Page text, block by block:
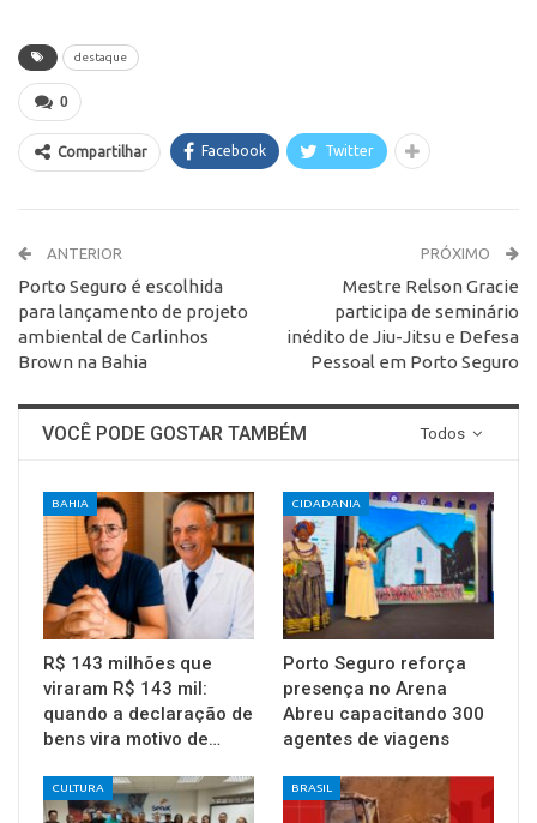
destaque
0
Compartilhar Facebook Twitter
ANTERIOR
Porto Seguro é escolhida
para lançamento de projeto
ambiental de Carlinhos
Brown na Bahia
PRÓXIMO
Mestre Relson Gracie
participa de seminário
inédito de Jiu-Jitsu e Defesa
Pessoal em Porto Seguro
Todos
VOCÊ PODE GOSTAR TAMBÉM
BAHIA
R$ 143 milhões que
viraram R$ 143 mil:
quando a declaração de
bens vira motivo de…
CIDADANIA
Porto Seguro reforça
presença no Arena
Abreu capacitando 300
agentes de viagens
CULTURA BRASIL